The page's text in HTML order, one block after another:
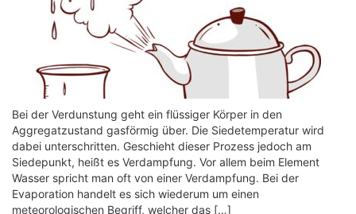
Bei der Verdunstung geht ein flüssiger Körper in den
Aggregatzustand gasförmig über. Die Siedetemperatur wird
dabei unterschritten. Geschieht dieser Prozess jedoch am
Siedepunkt, heißt es Verdampfung. Vor allem beim Element
Wasser spricht man oft von einer Verdampfung. Bei der
Evaporation handelt es sich wiederum um einen
meteorologischen Begriff, welcher das […]